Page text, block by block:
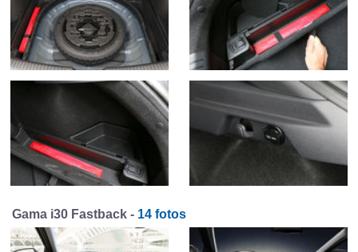
Gama i30 Fastback - 14 fotos